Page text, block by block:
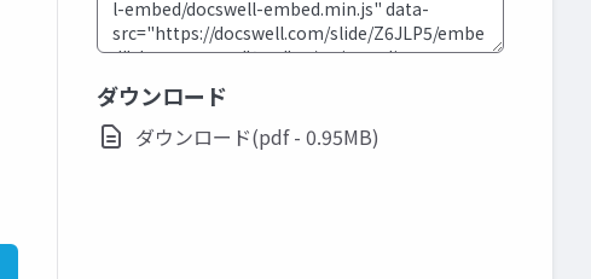
ダウンロード
ダウンロード(pdf - 0.95MB)